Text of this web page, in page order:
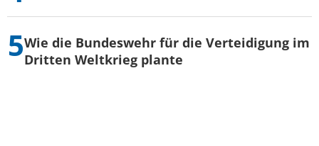
Wie die Bundeswehr für die Verteidigung im
Dritten Weltkrieg plante